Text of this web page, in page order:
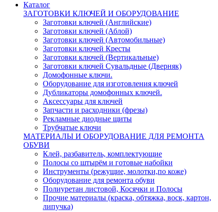
Каталог
ЗАГОТОВКИ КЛЮЧЕЙ И ОБОРУДОВАНИЕ
Заготовки ключей (Английские)
Заготовки ключей (Аблой)
Заготовки ключей (Автомобильные)
Заготовки ключей Кресты
Заготовки ключей (Вертикальные)
Заготовки ключей Сувальдные (Дверняк)
Домофонные ключи.
Оборудование для изготовления ключей
Дубликаторы домофонных ключей.
Аксессуары для ключей
Запчасти и расходники (фрезы)
Рекламные диодные щиты
Трубчатые ключи
МАТЕРИАЛЫ И ОБОРУДОВАНИЕ ДЛЯ РЕМОНТА
ОБУВИ
Клей, разбавитель, комплектующие
Полосы со штырём и готовые набойки
Инструменты (режущие, молотки,по коже)
Оборудование для ремонта обуви
Полиуретан листовой, Косячки и Полосы
Прочие материалы (краска, обтяжка, воск, картон,
липучка)